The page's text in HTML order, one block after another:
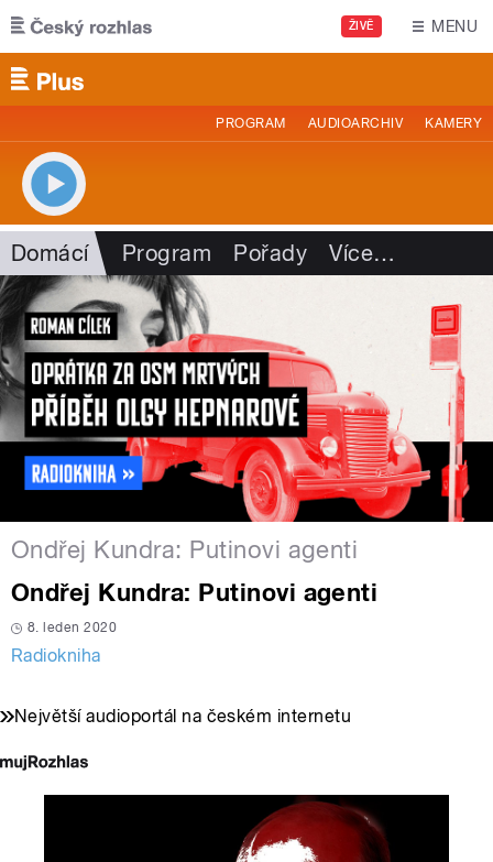
Přejít k hlavnímu obsahu
ŽIVĚ MENU
PROGRAM AUDIOARCHIV KAMERY
Domácí Program Pořady Více…
Ondřej Kundra: Putinovi agenti
Ondřej Kundra: Putinovi agenti
8. leden 2020
Radiokniha
Největší audioportál na českém internetu